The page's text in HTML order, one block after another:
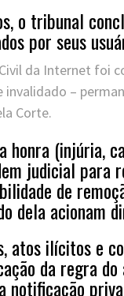
o tribunal
por seus
da Internet foi
–
Corte.
honra (injúria,
judicial para
de
dela acionam
atos ilícitos e
da regra
notificação